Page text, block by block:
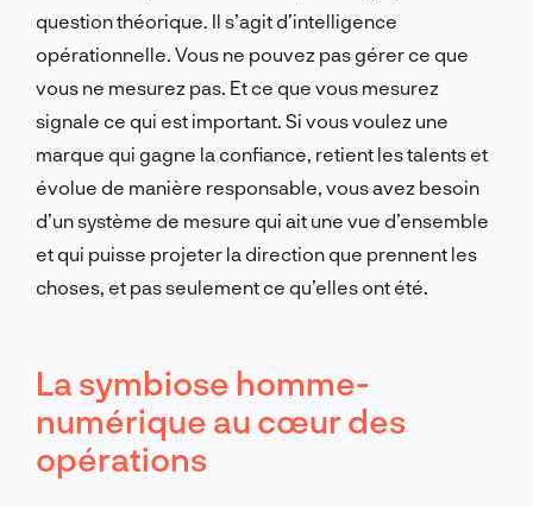
question théorique. Il s’agit d’intelligence
opérationnelle. Vous ne pouvez pas gérer ce que
vous ne mesurez pas. Et ce que vous mesurez
signale ce qui est important. Si vous voulez une
marque qui gagne la confiance, retient les talents et
évolue de manière responsable, vous avez besoin
d’un système de mesure qui ait une vue d’ensemble
et qui puisse projeter la direction que prennent les
choses, et pas seulement ce qu’elles ont été.
La symbiose homme-
numérique au cœur des
opérations